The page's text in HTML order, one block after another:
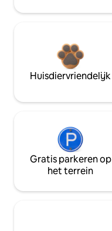
Huisdiervriendelijk
Gratis parkeren op
het terrein